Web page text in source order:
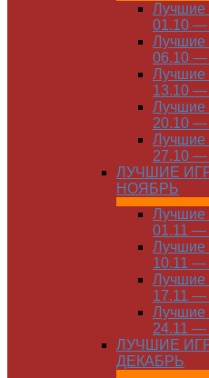
Лучшие
01.10 —
Лучшие
06.10 —
Лучшие
13.10 —
Лучшие
20.10 —
Лучшие
27.10 —
ЛУЧШИЕ
НОЯБРЬ
Лучшие
01.11 —
Лучшие
10.11 —
Лучшие
17.11 —
Лучшие
24.11 —
ЛУЧШИЕ
ДЕКАБРЬ